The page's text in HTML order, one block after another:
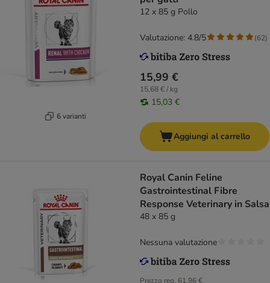
6 varianti
12 x 85 g Pollo
15,99 €
15,68 € / kg
15,03 €
Valutazione: 4.8/5 (62)
Aggiungi al carrello
Royal Canin Feline
Gastrointestinal Fibre
Response Veterinary in Salsa
48 x 85 g
Prezzo reg. 61,96 €
Nessuna valutazione